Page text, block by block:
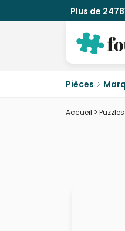
Plus de
Pièces
Accueil >